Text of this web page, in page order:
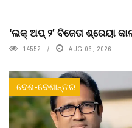
‘ଲକ୍ ଅପ୍ ୨’ ବିଜେତା ଶ୍ରେୟା
14552 AUG 06, 2026
ଦେଶ-ଦେଶାନ୍ତର